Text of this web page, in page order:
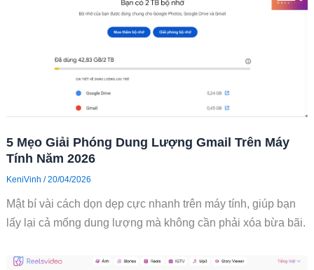
5 Mẹo Giải Phóng Dung Lượng Gmail Trên Máy
Tính Năm 2026
KeniVinh /20/04/2026
Mật bí vài cách dọn dẹp cực nhanh trên máy tính, giúp bạn
lấy lại cả mống dung lượng mà không cần phải xóa bừa bãi.